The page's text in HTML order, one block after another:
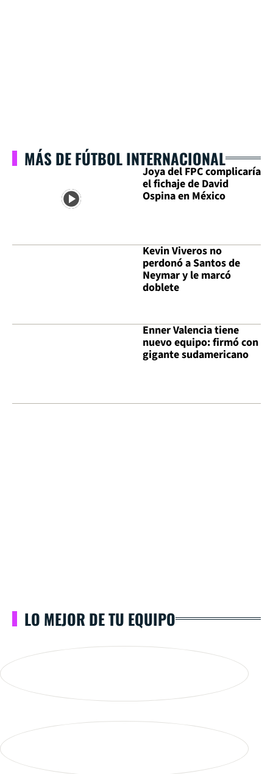
MÁS DE FÚTBOL INTERNACIONAL
Joya del FPC complicaría
el fichaje de David
Ospina en México
Kevin Viveros no
perdonó a Santos de
Neymar y le marcó
doblete
Enner Valencia tiene
nuevo equipo: firmó con
gigante sudamericano
LO MEJOR DE TU EQUIPO